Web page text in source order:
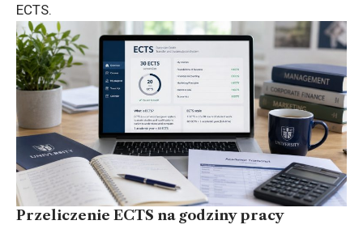
ECTS.
Przeliczenie ECTS na godziny pracy